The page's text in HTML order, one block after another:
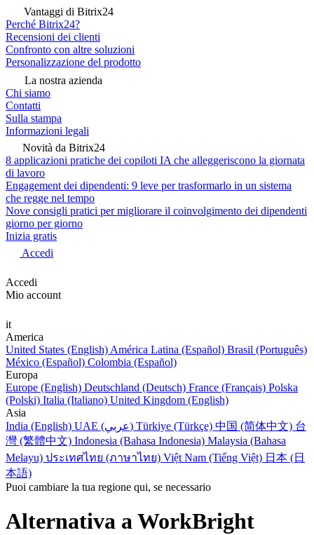
Vantaggi di Bitrix24
Perché Bitrix24?
Recensioni dei clienti
Confronto con altre soluzioni
Personalizzazione del prodotto
La nostra azienda
Chi siamo
Contatti
Sulla stampa
Informazioni legali
Novità da Bitrix24
8 applicazioni pratiche dei copiloti IA che alleggeriscono la giornata
di lavoro
Engagement dei dipendenti: 9 leve per trasformarlo in un sistema
che regge nel tempo
Nove consigli pratici per migliorare il coinvolgimento dei dipendenti
giorno per giorno
Inizia gratis
Accedi
Accedi
Mio account
it
America
United States (English) América Latina (Español) Brasil (Português)
México (Español) Colombia (Español)
Europa
Europe (English) Deutschland (Deutsch) France (Français) Polska
(Polski) Italia (Italiano) United Kingdom (English)
Asia
India (English)
UAE (عربي) Türkiye (Türkçe) 中国 (简体中文) 台
灣 (繁體中文) Indonesia (Bahasa Indonesia) Malaysia (Bahasa
Melayu) ประเทศไทย (ภาษาไทย) Việt Nam (Tiếng Việt) 日本 (日
本語)
Puoi cambiare la tua regione qui, se necessario
Alternativa a WorkBright